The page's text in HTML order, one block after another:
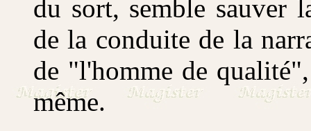
du sort, semble sauver
de la conduite de la
de "l'homme de
même.